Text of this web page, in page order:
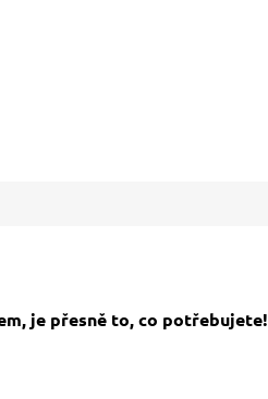
je přesně to, co potřebujete!